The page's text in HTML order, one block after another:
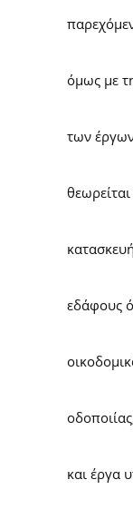
όμως με
των
εδάφους
και έργα